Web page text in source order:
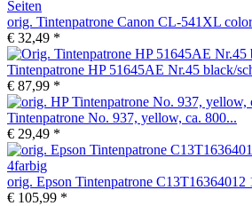
orig. Tintenpatrone Canon CL-541XL
€ 32,49 *
Tintenpatrone HP 51645AE Nr.45 black/
€ 87,99 *
Tintenpatrone No. 937, yellow, ca. 800...
€ 29,49 *
orig. Epson Tintenpatrone C13T16364012
€ 105,99 *